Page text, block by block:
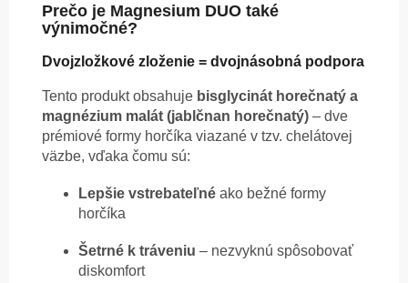
Prečo je Magnesium DUO také
výnimočné?
Dvojzložkové zloženie = dvojnásobná podpora
Tento produkt obsahuje bisglycinát horečnatý a
magnézium malát (jablčnan horečnatý) – dve
prémiové formy horčíka viazané v tzv. chelátovej
väzbe, vďaka čomu sú:
Lepšie vstrebateľné ako bežné formy
horčíka
Šetrné k tráveniu – nezvyknú spôsobovať
diskomfort